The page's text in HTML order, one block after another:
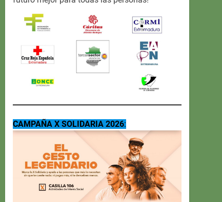
CAMPAÑA X SOLIDARIA 2026: